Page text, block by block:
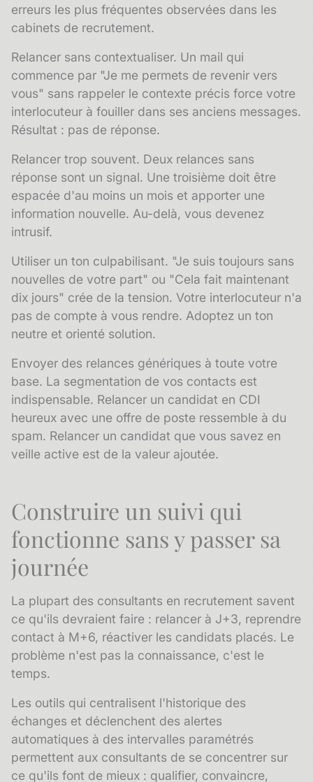
erreurs les plus fréquentes observées dans les
cabinets de recrutement.
Relancer sans contextualiser. Un mail qui
commence par "Je me permets de revenir vers
vous" sans rappeler le contexte précis force votre
interlocuteur à fouiller dans ses anciens messages.
Résultat : pas de réponse.
Relancer trop souvent. Deux relances sans
réponse sont un signal. Une troisième doit être
espacée d'au moins un mois et apporter une
information nouvelle. Au-delà, vous devenez
intrusif.
Utiliser un ton culpabilisant. "Je suis toujours sans
nouvelles de votre part" ou "Cela fait maintenant
dix jours" crée de la tension. Votre interlocuteur n'a
pas de compte à vous rendre. Adoptez un ton
neutre et orienté solution.
Envoyer des relances génériques à toute votre
base. La segmentation de vos contacts est
indispensable. Relancer un candidat en CDI
heureux avec une offre de poste ressemble à du
spam. Relancer un candidat que vous savez en
veille active est de la valeur ajoutée.
Construire un suivi qui
fonctionne sans y passer sa
journée
La plupart des consultants en recrutement savent
ce qu'ils devraient faire : relancer à J+3, reprendre
contact à M+6, réactiver les candidats placés. Le
problème n'est pas la connaissance, c'est le
temps.
Les outils qui centralisent l'historique des
échanges et déclenchent des alertes
automatiques à des intervalles paramétrés
permettent aux consultants de se concentrer sur
ce qu'ils font de mieux : qualifier, convaincre,